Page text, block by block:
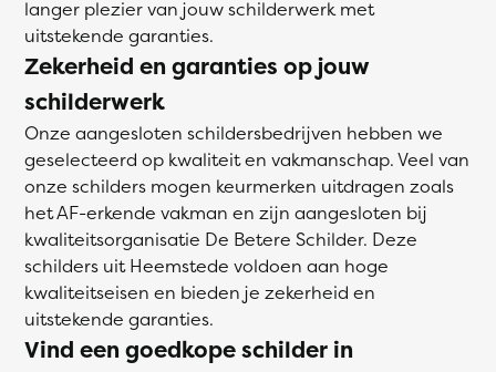
langer plezier van jouw schilderwerk met
uitstekende garanties.
Zekerheid en garanties op jouw
schilderwerk
Onze aangesloten schildersbedrijven hebben we
geselecteerd op kwaliteit en vakmanschap. Veel van
onze schilders mogen keurmerken uitdragen zoals
het AF-erkende vakman en zijn aangesloten bij
kwaliteitsorganisatie De Betere Schilder. Deze
schilders uit Heemstede voldoen aan hoge
kwaliteitseisen en bieden je zekerheid en
uitstekende garanties.
Vind een goedkope schilder in